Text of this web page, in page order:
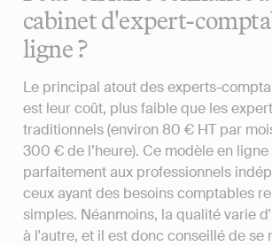
cabinet d'expert-
ligne ?
Le principal atout des experts-
est leur coût, plus faible que les
traditionnels (environ 80 € HT par
300 € de l’heure). Ce modèle en
parfaitement aux professionnels
ceux ayant des besoins comptables
simples. Néanmoins, la qualité varie
à l'autre, et il est donc conseillé de se